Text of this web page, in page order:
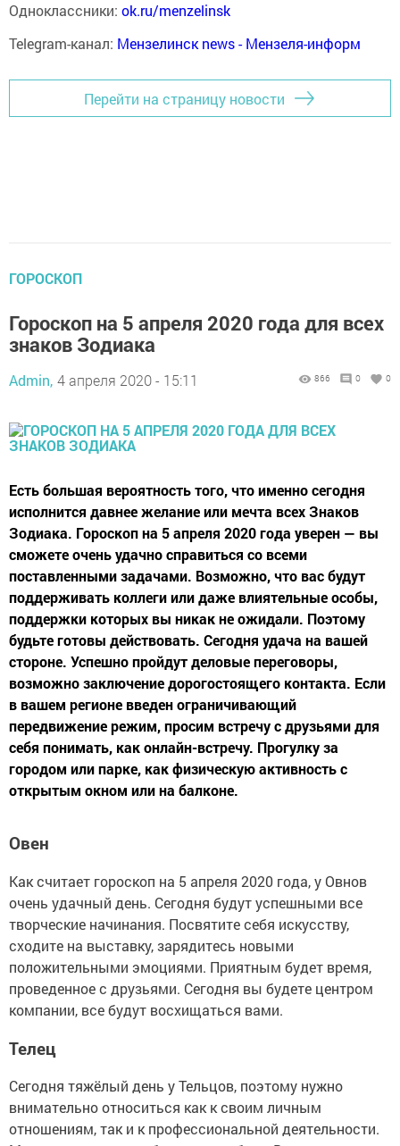
Одноклассники: ok.ru/menzelinsk
Telegram-канал: Мензелинск news - Мензеля-информ
Перейти на страницу новости
ГОРОСКОП
Гороскоп на 5 апреля 2020 года для всех
знаков Зодиака
Admin, 4 апреля 2020 - 15:11 866 0 0
Есть большая вероятность того, что именно сегодня
исполнится давнее желание или мечта всех Знаков
Зодиака. Гороскоп на 5 апреля 2020 года уверен — вы
сможете очень удачно справиться со всеми
поставленными задачами. Возможно, что вас будут
поддерживать коллеги или даже влиятельные особы,
поддержки которых вы никак не ожидали. Поэтому
будьте готовы действовать. Сегодня удача на вашей
стороне. Успешно пройдут деловые переговоры,
возможно заключение дорогостоящего контакта. Если
в вашем регионе введен ограничивающий
передвижение режим, просим встречу с друзьями для
себя понимать, как онлайн-встречу. Прогулку за
городом или парке, как физическую активность с
открытым окном или на балконе.
Овен
Как считает гороскоп на 5 апреля 2020 года, у Овнов
очень удачный день. Сегодня будут успешными все
творческие начинания. Посвятите себя искусству,
сходите на выставку, зарядитесь новыми
положительными эмоциями. Приятным будет время,
проведенное с друзьями. Сегодня вы будете центром
компании, все будут восхищаться вами.
Телец
Сегодня тяжёлый день у Тельцов, поэтому нужно
внимательно относиться как к своим личным
отношениям, так и к профессиональной деятельности.